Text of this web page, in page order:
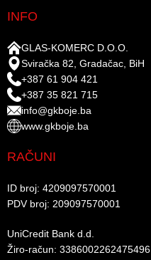
INFO
GLAS-KOMERC D.O.O.
Sviračka 82, Gradačac, BiH
+387 61 904 421
+387 35 821 715
info@gkboje.ba
www.gkboje.ba
RAČUNI
ID broj: 4209097570001​
PDV broj: 209097570001 ​
UniCredit Bank d.d.​
Žiro-račun: 3386002262475496​​